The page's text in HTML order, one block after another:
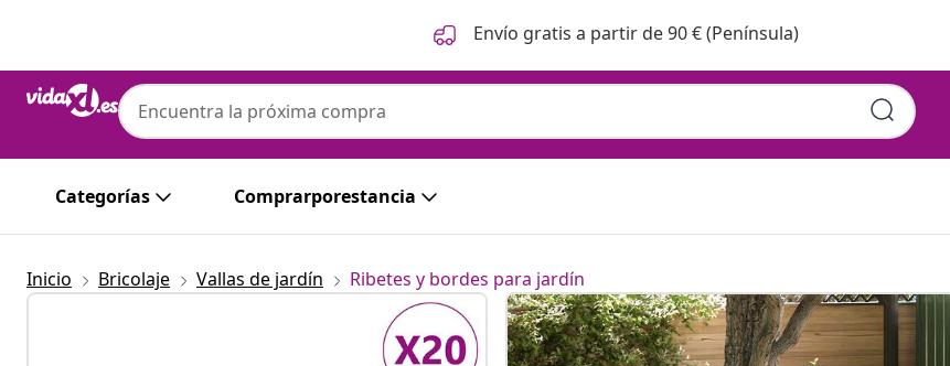
Envío gratis a partir de 90 € (Península)
Categorías Comprarporestancia
Inicio Bricolaje Vallas de jardín Ribetes y bordes para jardín